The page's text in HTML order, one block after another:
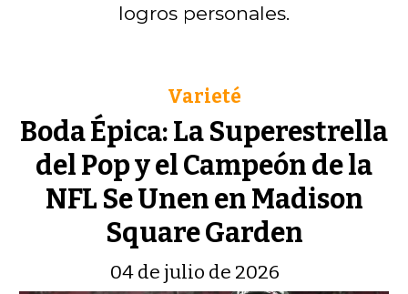
logros personales.
Boda Épica: La Superestrella
del Pop y el Campeón de la
NFL Se Unen en Madison
Square Garden
Varieté
04 de julio de 2026